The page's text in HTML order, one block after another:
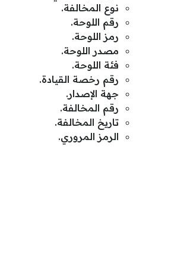
نوع المخالفة.
رقم اللوحة.
رمز اللوحة.
مصدر اللوحة.
فئة اللوحة.
رقم رخصة القيادة.
جهة الإصدار.
رقم المخالفة.
تاريخ المخالفة.
الرمز المروري.